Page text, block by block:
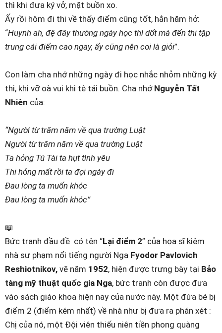
thì khi đưa ký vở, mặt buồn xo.
Ấy rồi hôm đi thi về thấy điểm cũng tốt, hắn hăm hở:
“Huynh ah, đệ đây thường ngày học thì dốt mà đến thi tập
trung cái điểm cao ngay, ấy cũng nên coi là giỏi”.
Con làm cha nhớ những ngày đi học nhắc nhỏm những kỳ
thi, khi vỡ oà vui khi tê tái buồn. Cha nhớ Nguyễn Tất
Nhiên của:
“Người từ trăm năm về qua trường Luật
Người từ trăm năm về qua trường Luật
Ta hỏng Tú Tài ta hụt tình yêu
Thi hỏng mất rồi ta đợi ngày đi
Đau lòng ta muốn khóc
Đau lòng ta muốn khóc”
📖
Bức tranh đầu đề có tên “Lại điểm 2” của họa sĩ kiêm
nhà sư phạm nổi tiếng người Nga Fyodor Pavlovich
Reshiotnikov, vẽ năm 1952, hiện được trưng bày tại Bảo
tàng mỹ thuật quốc gia Nga, bức tranh còn được đưa
vào sách giáo khoa hiện nay của nước này. Một đứa bé bị
điểm 2 (điểm kém nhất) về nhà như bị đưa ra phán xét :
Chị của nó, một Đội viên thiếu niên tiền phong quàng